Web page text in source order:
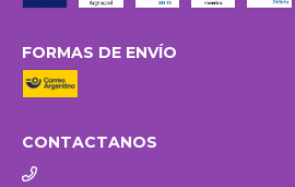
FORMAS DE ENVÍO
CONTACTANOS